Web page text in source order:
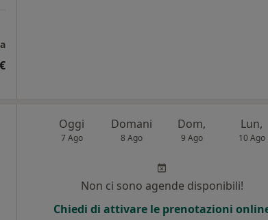
Oggi
7 Ago
Domani
8 Ago
Dom,
9 Ago
Lun,
10 Ago
Non ci sono agende disponibili!
Chiedi di attivare le prenotazioni